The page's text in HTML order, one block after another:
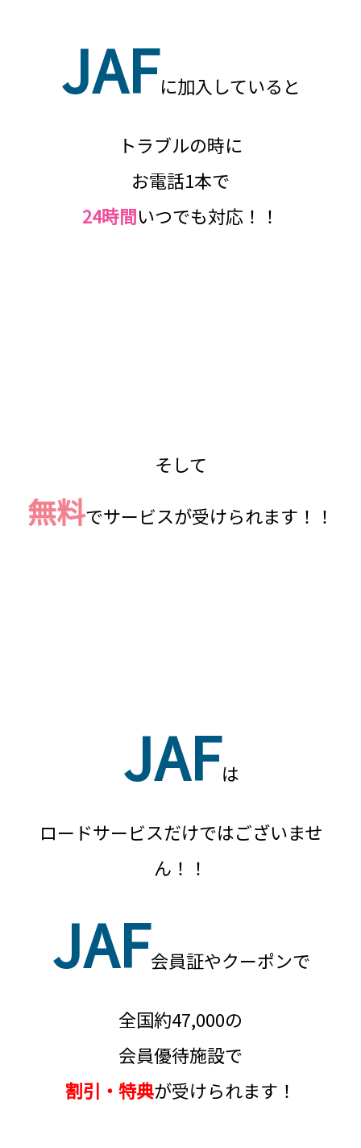
JAFに加入していると
トラブルの時に
お電話1本で
24時間いつでも対応！！
そして
無料でサービスが受けられます！！
JAFは
ロードサービスだけではございませ
ん！！
JAF会員証やクーポンで
全国約47,000の
会員優待施設で
割引・特典が受けられます！